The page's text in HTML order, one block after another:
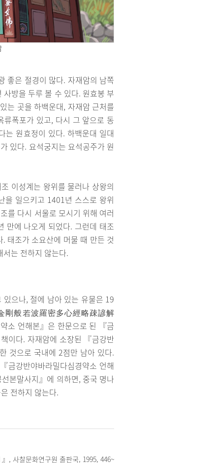
좋은 절경이 많다. 자재암의 남쪽
방을 두루 볼 수 있다. 원효봉 부
는 곳을 하백운대, 자재암 근처를
폭포가 있고, 다시 그 앞으로 동
는 원효정이 있다. 하백운대 일대
있다. 요석궁지는 요석공주가 원
이성계는 왕위를 물러나 상왕의
을 일으키고 1401년 스스로 왕위
를 다시 서울로 모시기 위해 여러
만에 나오게 되었다. 그런데 태조
태조가 소요산에 머물 때 만든 것
는 전하지 않는다.
으나, 절에 남아 있는 유물은 19
金剛般若波羅密多心經略疎諺解
소 언해본』은 한문으로 된 『금
이다. 자재암에 소장된 『금강반
것으로 국내에 2점만 남아 있다.
금강반야바라밀다심경약소 언해
본말사지』에 의하면, 중국 명나
전하지 않는다.
, 사찰문화연구원 출판국, 1995, 446~